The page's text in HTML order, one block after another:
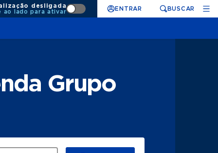
desligada
ao lado para ativar
ENTRAR BUSCAR
Grupo